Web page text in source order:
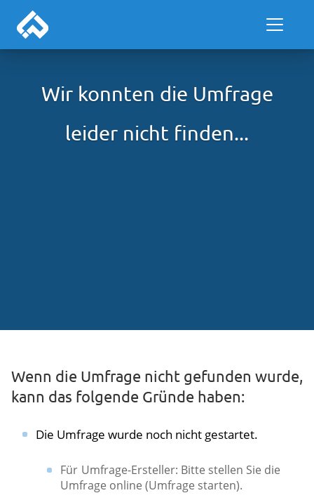
Wir konnten die Umfrage
leider nicht finden...
Wenn die Umfrage nicht gefunden wurde,
kann das folgende Gründe haben:
Die Umfrage wurde noch nicht gestartet.
Für Umfrage-Ersteller: Bitte stellen Sie die
Umfrage online (Umfrage starten).​